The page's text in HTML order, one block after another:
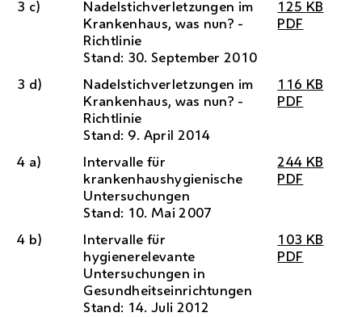
3 c)
Nadelstichverletzungen im
Krankenhaus, was nun? -
Richtlinie
Stand: 30. September 2010
125 KB
PDF
3 d)
Nadelstichverletzungen im
Krankenhaus, was nun? -
Richtlinie
Stand: 9. April 2014
116 KB
PDF
4 a)
Intervalle für
krankenhaushygienische
Untersuchungen
Stand: 10. Mai 2007
244 KB
PDF
4 b)
Intervalle für
hygienerelevante
Untersuchungen in
Gesundheitseinrichtungen
Stand: 14. Juli 2012
103 KB
PDF